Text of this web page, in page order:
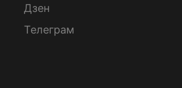
Дзен
Телеграм